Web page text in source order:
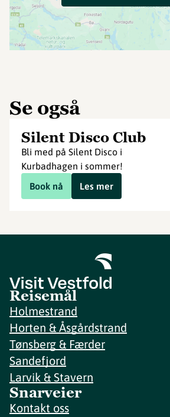
Se også
Silent Disco Club
Bli med på Silent Disco i
Kurbadhagen i sommer!
Book nå
Les mer
Reisemål
Holmestrand
Horten & Åsgårdstrand
Tønsberg & Færder
Sandefjord
Larvik & Stavern
Snarveier
Kontakt oss